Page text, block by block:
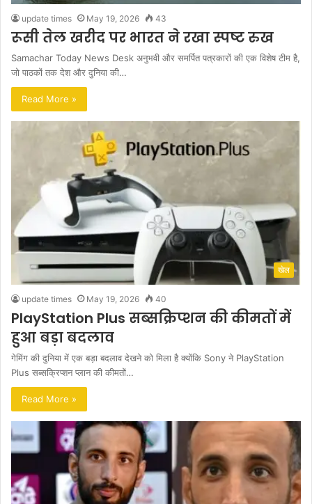
update times May 19, 2026 43
रूसी तेल खरीद पर भारत ने रखा स्पष्ट रुख
Samachar Today News Desk अनुभवी और समर्पित पत्रकारों की एक विशेष टीम है,
जो पाठकों तक देश और दुनिया की…
Read More »
खेल
update times May 19, 2026 40
PlayStation Plus सब्सक्रिप्शन की कीमतों में
हुआ बड़ा बदलाव
गेमिंग की दुनिया में एक बड़ा बदलाव देखने को मिला है क्योंकि Sony ने PlayStation
Plus सब्सक्रिप्शन प्लान की कीमतों…
Read More »